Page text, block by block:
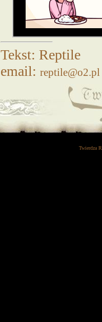
Tekst: Reptile
email: reptile@o2.pl
Twierdza